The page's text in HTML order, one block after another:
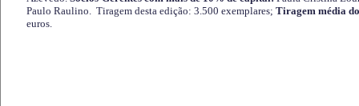
Paulo Raulino. Tiragem desta edição: 3.500 exemplares; Tiragem média
euros.